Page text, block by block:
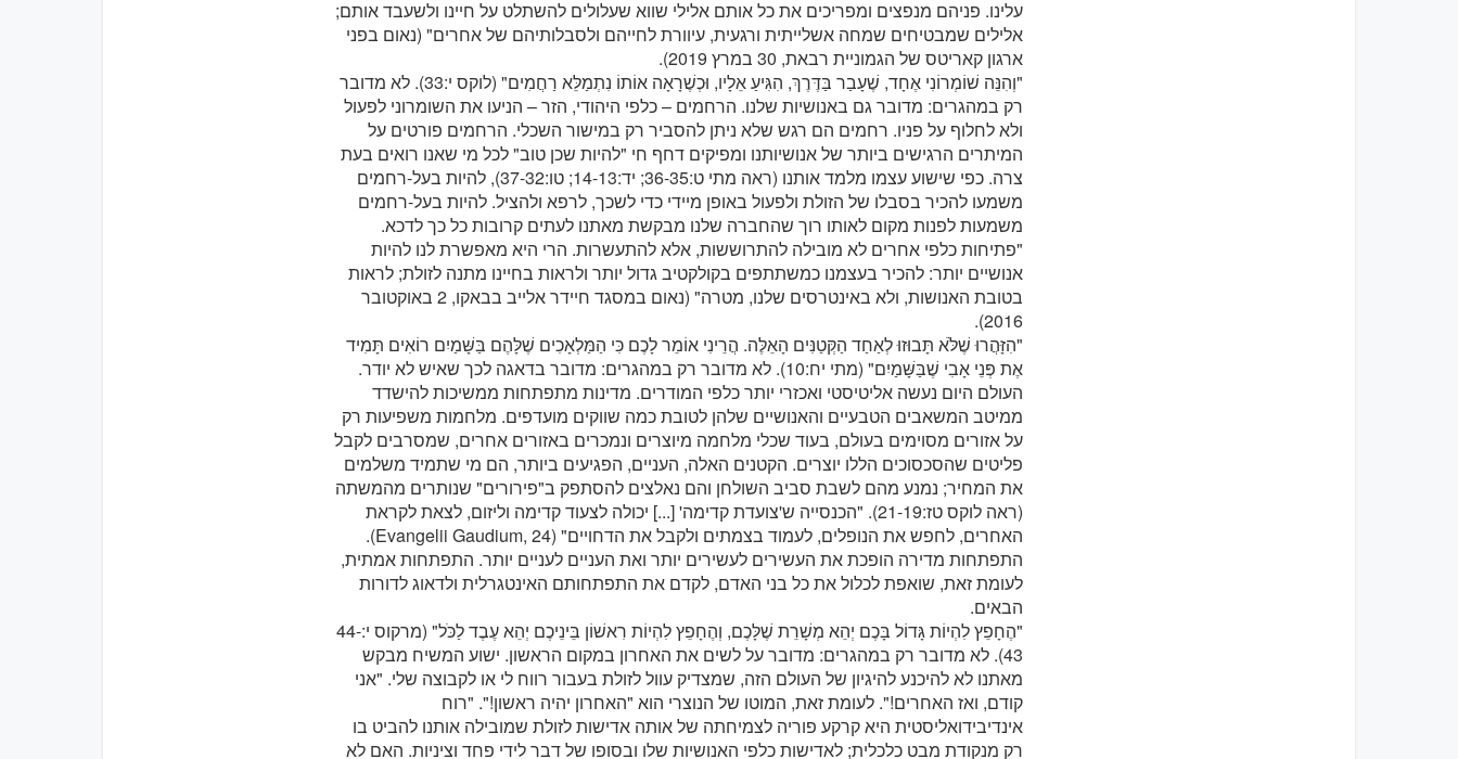
עלינו. פניהם מנפצים ומפריכים את כל אותם אלילי שווא שעלולים להשתלט על חיינו ולשעבד אותם;
אלילים שמבטיחים שמחה אשלייתית ורגעית, עיוורת לחייהם ולסבלותיהם של אחרים" (נאום בפני
ארגון קאריטס של הגמוניית רבאת, 30 במרץ 2019).
"וְהִנֵּה שׁוֹמְרוֹנִי אֶחָד, שֶׁעָבַר בַּדֶּרֶךְ, הִגִּיעַ אֵלָיו, וּכְשֶׁרָאָה אוֹתוֹ נִתְמַלֵּא רַחֲמִים" (לוקס י:33). לא מדובר
רק במהגרים: מדובר גם באנושיות שלנו. הרחמים – כלפי היהודי, הזר – הניעו את השומרוני לפעול
ולא לחלוף על פניו. רחמים הם רגש שלא ניתן להסביר רק במישור השכלי. הרחמים פורטים על
המיתרים הרגישים ביותר של אנושיותנו ומפיקים דחף חי "להיות שכן טוב" לכל מי שאנו רואים בעת
צרה. כפי שישוע עצמו מלמד אותנו (ראה מתי ט:36-35; יד:14-13; טו:37-32), להיות בעל-רחמים
משמעו להכיר בסבלו של הזולת ולפעול באופן מיידי כדי לשכך, לרפא ולהציל. להיות בעל-רחמים
משמעות לפנות מקום לאותו רוך שהחברה שלנו מבקשת מאתנו לעתים קרובות כל כך לדכא.
"פתיחות כלפי אחרים לא מובילה להתרוששות, אלא להתעשרות. הרי היא מאפשרת לנו להיות
אנושיים יותר: להכיר בעצמנו כמשתתפים בקולקטיב גדול יותר ולראות בחיינו מתנה לזולת; לראות
בטובת האנושות, ולא באינטרסים שלנו, מטרה" (נאום במסגד חיידר אלייב בבאקו, 2 באוקטובר
2016).
"הִזָּהֲרוּ שֶׁלֹֹּא תָּבוּזוּ לְאַחַד הַקְּטַנִּים הָאֵלֶּה. הֲרֵינִי אוֹמֵר לָכֶם כִּי הַמַּלְאָכִים שֶׁלָּהֶם בַּשָּׁמַיִם רוֹאִים תָּמִיד
אֶת פְּנֵי אָבִי שֶׁבַּשָּׁמַיִם" (מתי יח:10). לא מדובר רק במהגרים: מדובר בדאגה לכך שאיש לא יודר.
העולם היום נעשה אליטיסטי ואכזרי יותר כלפי המודרים. מדינות מתפתחות ממשיכות להישדד
ממיטב המשאבים הטבעיים והאנושיים שלהן לטובת כמה שווקים מועדפים. מלחמות משפיעות רק
על אזורים מסוימים בעולם, בעוד שכלי מלחמה מיוצרים ונמכרים באזורים אחרים, שמסרבים לקבל
פליטים שהסכסוכים הללו יוצרים. הקטנים האלה, העניים, הפגיעים ביותר, הם מי שתמיד משלמים
את המחיר; נמנע מהם לשבת סביב השולחן והם נאלצים להסתפק ב"פירורים" שנותרים מהמשתה
(ראה לוקס טז:21-19). "הכנסייה ש'צועדת קדימה' [...] יכולה לצעוד קדימה וליזום, לצאת לקראת
האחרים, לחפש את הנופלים, לעמוד בצמתים ולקבל את הדחויים" (Evangelii Gaudium, 24).
התפתחות מדירה הופכת את העשירים לעשירים יותר ואת העניים לעניים יותר. התפתחות אמתית,
לעומת זאת, שואפת לכלול את כל בני האדם, לקדם את התפתחותם האינטגרלית ולדאוג לדורות
הבאים.
"הֶחָפֵץ לִהְיוֹת גָּדוֹל בָּכֶם יְהֵא מְשָׁרֵת שֶׁלָּכֶם, וְהֶחָפֵץ לִהְיוֹת רִאשׁוֹן בֵּינֵיכֶם יְהֵא עֶבֶד לַכֹּל" (מרקוס י:44-
43). לא מדובר רק במהגרים: מדובר על לשים את האחרון במקום הראשון. ישוע המשיח מבקש
מאתנו לא להיכנע להיגיון של העולם הזה, שמצדיק עוול לזולת בעבור רווח לי או לקבוצה שלי. "אני
קודם, ואז האחרים!". לעומת זאת, המוטו של הנוצרי הוא "האחרון יהיה ראשון!". "רוח
אינדיבידואליסטית היא קרקע פוריה לצמיחתה של אותה אדישות לזולת שמובילה אותנו להביט בו
רק מנקודת מבט כלכלית; לאדישות כלפי האנושיות שלו ובסופו של דבר לידי פחד וציניות. האם לא